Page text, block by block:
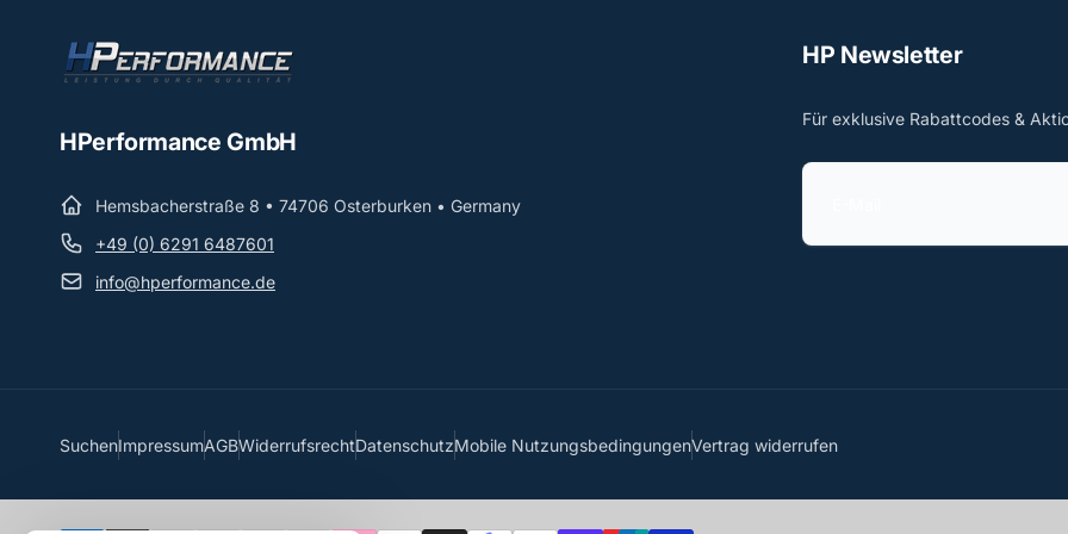
HPerformance GmbH
Hemsbacherstraße 8 • 74706 Osterburken • Germany
+49 (0) 6291 6487601
info@hperformance.de
HP Newsletter
Für exklusive Rabattcodes &
E
SuchenImpressumAGBWiderrufsrechtDatenschutzMobile NutzungsbedingungenVertrag widerrufen